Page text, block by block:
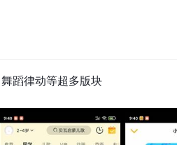
蹈律动等超多版块